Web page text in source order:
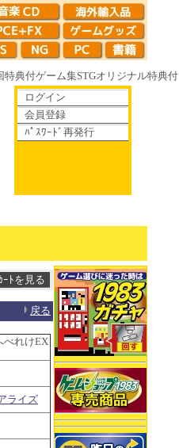
特典付ゲーム集STGオリジナル特典付
ログイン
会員登録
ﾊﾟｽﾜｰﾄﾞ再発行
戻る
べれけEX
ライズ